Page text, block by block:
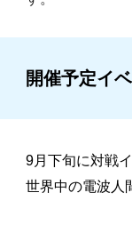
開催予定イ
9月下旬に対戦
世界中の電波人